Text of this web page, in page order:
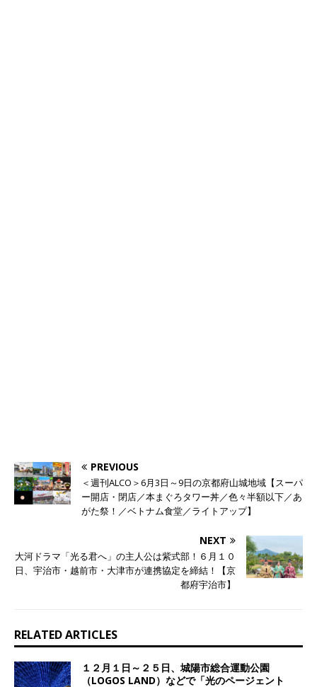
PREVIOUS
＜週刊ALCO＞6月3日～9日の京都府山城地域【スーパ
ー開店・閉店／本まぐろタワー丼／色々半額以下／あ
がた祭！／ベトナム食堂／ライトアップ】
NEXT
大河ドラマ「光る君へ」の主人公は紫式部！６月１０
日、宇治市・越前市・大津市が連携協定を締結！【京
都府宇治市】
RELATED ARTICLES
１２月１日～２５日、城陽市総合運動公園
（LOGOS LAND）などで「光のページェント